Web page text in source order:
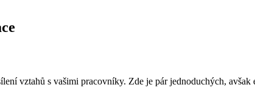
vztahů s vašimi pracovníky. Zde je pár jednoduchých,